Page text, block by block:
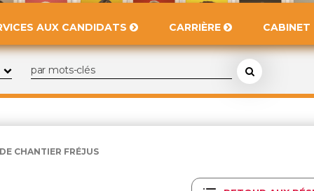
AUX CANDIDATS CARRIÈRE CABINET
CHANTIER FRÉJUS